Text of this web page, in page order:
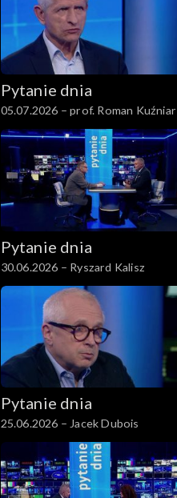
Pytanie dnia
05.07.2026 – prof. Roman Kuźniar
Pytanie dnia
30.06.2026 – Ryszard Kalisz
Pytanie dnia
25.06.2026 – Jacek Dubois